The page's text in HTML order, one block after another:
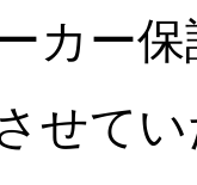
カー
せて